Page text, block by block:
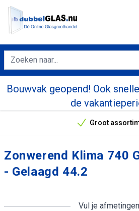
Bouwvak geopend! Ook
de
Onze
Groot
Zonwerend Klima 740
- Gelaagd 44.2
Vul je